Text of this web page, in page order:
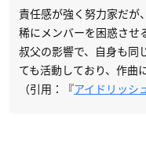
責任感が強く努力家だが
稀にメンバーを困惑させ
叔父の影響で、自身も同
ても活動しており、作曲
（引用：『アイドリッシ